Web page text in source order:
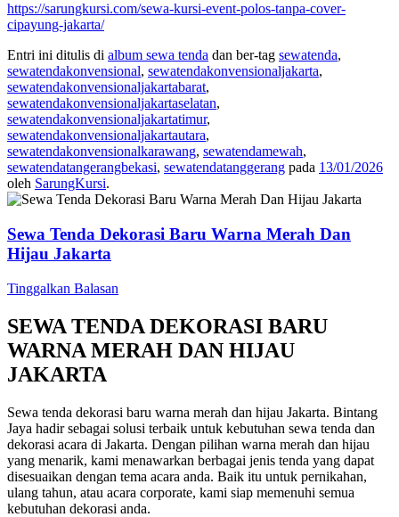
https://sarungkursi.com/sewa-kursi-event-polos-tanpa-cover-
cipayung-jakarta/
Entri ini ditulis di album sewa tenda dan ber-tag sewatenda,
sewatendakonvensional, sewatendakonvensionaljakarta,
sewatendakonvensionaljakartabarat,
sewatendakonvensionaljakartaselatan,
sewatendakonvensionaljakartatimur,
sewatendakonvensionaljakartautara,
sewatendakonvensionalkarawang, sewatendamewah,
sewatendatangerangbekasi, sewatendatanggerang pada 13/01/2026
oleh SarungKursi.
Sewa Tenda Dekorasi Baru Warna Merah Dan
Hijau Jakarta
Tinggalkan Balasan
SEWA TENDA DEKORASI BARU
WARNA MERAH DAN HIJAU
JAKARTA
Sewa tenda dekorasi baru warna merah dan hijau Jakarta. Bintang
Jaya hadir sebagai solusi terbaik untuk kebutuhan sewa tenda dan
dekorasi acara di Jakarta. Dengan pilihan warna merah dan hijau
yang menarik, kami menawarkan berbagai jenis tenda yang dapat
disesuaikan dengan tema acara anda. Baik itu untuk pernikahan,
ulang tahun, atau acara corporate, kami siap memenuhi semua
kebutuhan dekorasi anda.